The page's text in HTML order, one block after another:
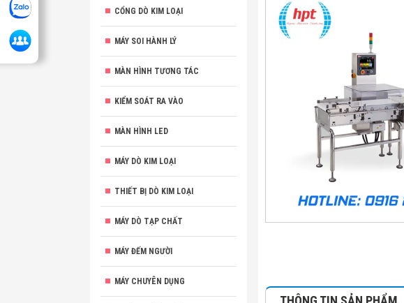
CỔNG DÒ KIM LOẠI
MÁY SOI HÀNH LÝ
MÀN HÌNH TƯƠNG TÁC
KIỂM SOÁT RA VÀO
MÀN HÌNH LED
MÁY DÒ KIM LOẠI
THIẾT BỊ DÒ KIM LOẠI
MÁY DÒ TẠP CHẤT
MÁY ĐẾM NGƯỜI
MÁY CHUYÊN DỤNG